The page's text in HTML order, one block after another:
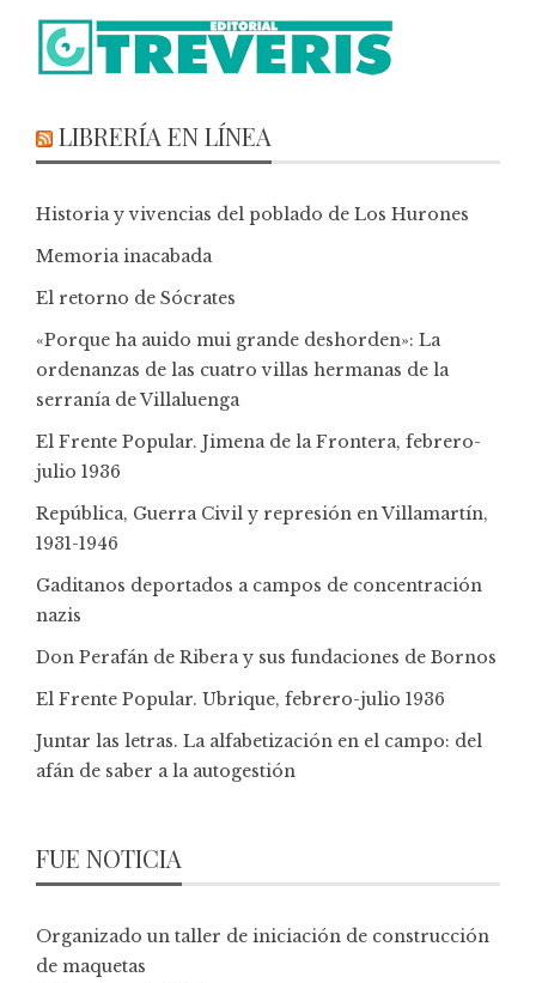
LIBRERÍA EN LÍNEA
Historia y vivencias del poblado de Los Hurones
Memoria inacabada
El retorno de Sócrates
«Porque ha auido mui grande deshorden»: La
ordenanzas de las cuatro villas hermanas de la
serranía de Villaluenga
El Frente Popular. Jimena de la Frontera, febrero-
julio 1936
República, Guerra Civil y represión en Villamartín,
1931-1946
Gaditanos deportados a campos de concentración
nazis
Don Perafán de Ribera y sus fundaciones de Bornos
El Frente Popular. Ubrique, febrero-julio 1936
Juntar las letras. La alfabetización en el campo: del
afán de saber a la autogestión
FUE NOTICIA
Organizado un taller de iniciación de construcción
de maquetas